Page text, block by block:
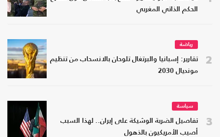
الحكم الذاتي المغربي
2
رياضة
تقارير: إسبانيا والبرتغال تلوحان بالانسحاب من تنظيم
مونديال 2030
3
سياسة
تفاصيل الضربة الوشيكة على إيران.. لهذا السبب
أصيب الأمريكيون بالذهول